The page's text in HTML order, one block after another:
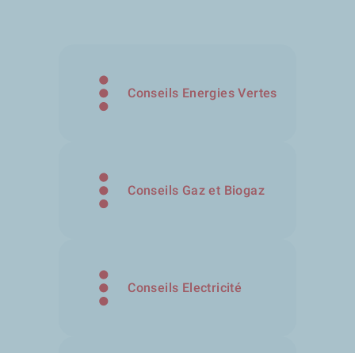
Conseils Energies Vertes
Conseils Gaz et Biogaz
Conseils Electricité